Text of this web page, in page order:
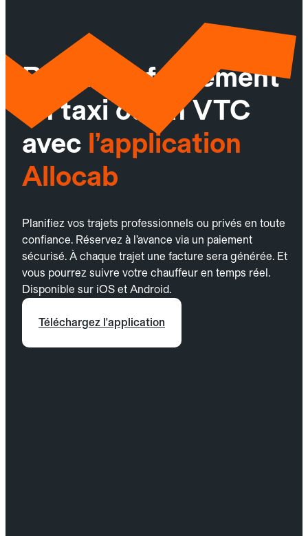
Réservez facilement
un taxi ou un VTC
avec l’application
Allocab
Planifiez vos trajets professionnels ou privés en toute
confiance. Réservez à l’avance via un paiement
sécurisé. À chaque trajet une facture sera générée. Et
vous pourrez suivre votre chauffeur en temps réel.
Disponible sur iOS et Android.
Téléchargez l'application